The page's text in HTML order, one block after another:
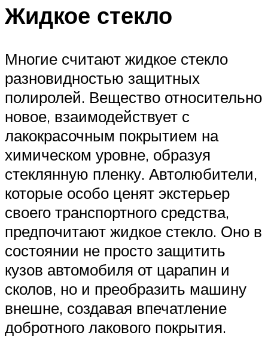
Жидкое стекло
Многие считают жидкое стекло
разновидностью защитных
полиролей. Вещество относительно
новое, взаимодействует с
лакокрасочным покрытием на
химическом уровне, образуя
стеклянную пленку. Автолюбители,
которые особо ценят экстерьер
своего транспортного средства,
предпочитают жидкое стекло. Оно в
состоянии не просто защитить
кузов автомобиля от царапин и
сколов, но и преобразить машину
внешне, создавая впечатление
добротного лакового покрытия.